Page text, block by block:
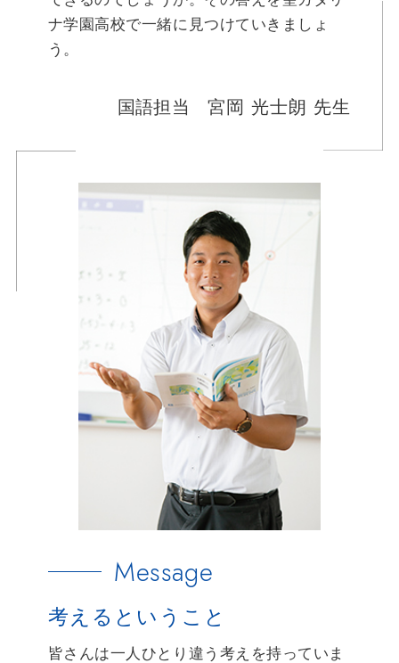
ナ学園高校で一緒に見つけていきましょ
う。
国語担当 宮岡 光士朗 先生
Message
考えるということ
皆さんは一人ひとり違う考えを持っていま